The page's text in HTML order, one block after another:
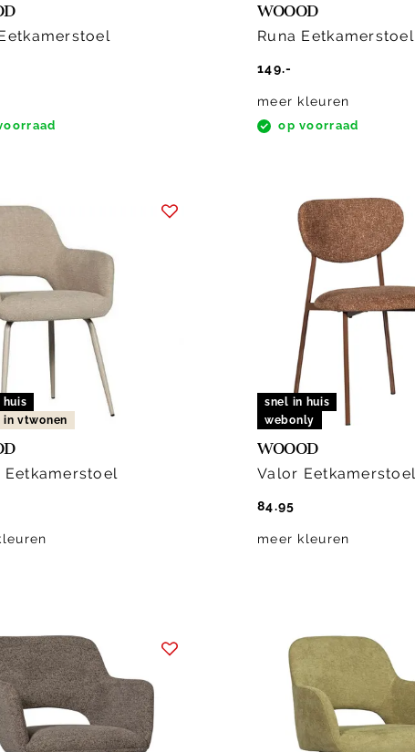
WOOOD
Runa Eetkamerstoel
149.-
meer kleuren
op voorraad
huis
in vtwonen
Eetkamerstoel
snel in huis
webonly
WOOOD
Valor Eetkamerstoel
84.95
meer kleuren